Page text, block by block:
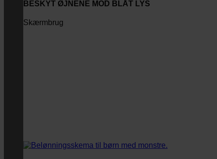
BESKYT ØJNENE MOD BLÅT LYS
Skærmbrug